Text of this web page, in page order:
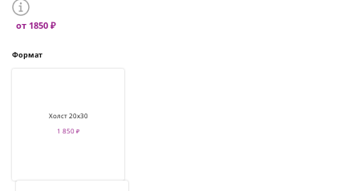
от 1850 ₽
Формат
Холст 20х30
1 850 ₽